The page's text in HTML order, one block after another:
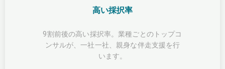
高い採択率
9割前後の高い採択率。業種ごとのトップコ
ンサルが、一社一社、親身な伴走支援を行
います。